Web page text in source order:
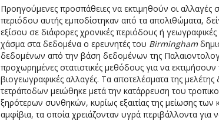
Προηγούμενες προσπάθειες να εκτιμηθούν οι αλλαγές
περιόδου αυτής εμποδίστηκαν από τα απολιθώματα,
εξίσου σε διάφορες χρονικές περιόδους ή
χάσμα στα δεδομένα ο ερευνητές του Birmingham
δεδομένων από την βάση δεδομένων της
προχωρημένες στατιστικές μεθόδους για να εκτιμήσουν
βιογεωγραφικές αλλαγές. Τα αποτελέσματα της
τετράποδων μειώθηκε μετά την κατάρρευση του
ξηρότερων συνθηκών, κυρίως εξαιτίας της μείωσης
αμφίβια, τα οποία χρειάζονταν υγρά περιβάλλοντα για